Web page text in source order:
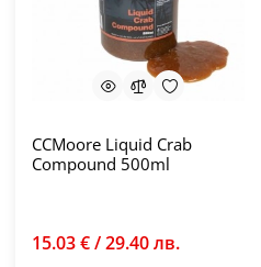
CCMoore Liquid Crab
Compound 500ml
15.03 € / 29.40 лв.